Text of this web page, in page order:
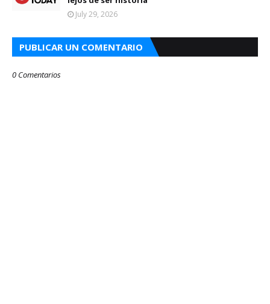
July 29, 2026
PUBLICAR UN COMENTARIO
0 Comentarios